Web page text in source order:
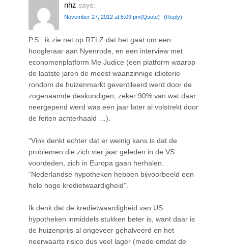
nhz says:
November 27, 2012 at 5:09 pm(Quote) (Reply)
P.S.: ik zie net op RTLZ dat het gaat om een
hoogleraar aan Nyenrode, en een interview met
economenplatform Me Judice (een platform waarop
de laatste jaren de meest waanzinnige idioterie
rondom de huizenmarkt geventileerd werd door de
zogenaamde deskundigen; zeker 90% van wat daar
neergepend werd was een jaar later al volstrekt door
de feiten achterhaald …).
“Vink denkt echter dat er weinig kans is dat de
problemen die zich vier jaar geleden in de VS
voordeden, zich in Europa gaan herhalen.
“Nederlandse hypotheken hebben bijvoorbeeld een
hele hoge kredietwaardigheid”.
Ik denk dat de kredietwaardigheid van US
hypotheken inmiddels stukken beter is, want daar is
de huizenprijs al ongeveer gehalveerd en het
neerwaarts risico dus veel lager (mede omdat de